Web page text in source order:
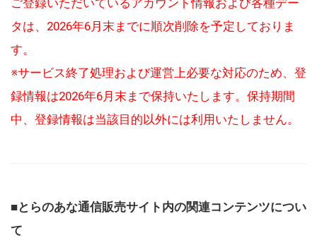
タは、2026年6月末までに順次削除を予定しておりま
す。
※サービス終了処理および運営上必要な対応のため、登
録情報は2026年6月末まで保持いたします。保持期間
中、登録情報は当該目的以外には利用いたしません。
■とらのあな通信販売サイト内の関連コンテンツについ
て